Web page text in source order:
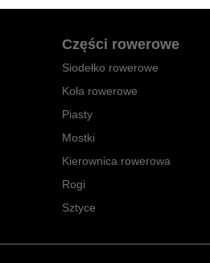
Części rowerowe
Siodełko rowerowe
Koła rowerowe
Piasty
Mostki
Kierownica rowerowa
Rogi
Sztyce